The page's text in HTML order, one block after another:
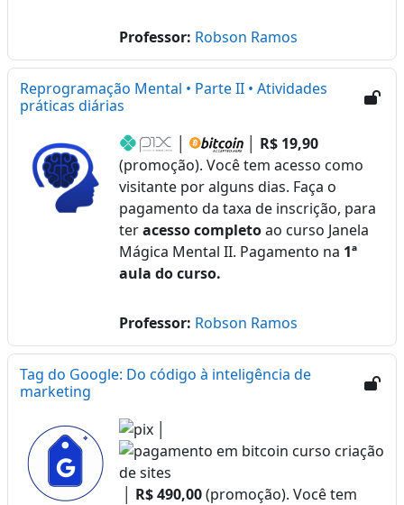
Professor: Robson Ramos
Reprogramação Mental • Parte II • Atividades
práticas diárias
R$ 19,90
(promoção). Você tem acesso como
visitante por alguns dias. Faça o
pagamento da taxa de inscrição, para
teracesso completoao curso Janela
Mágica Mental II. Pagamento na 1ª
aula do curso.
Professor: Robson Ramos
Tag do Google: Do código à inteligência de
marketing
R$ 490,00(promoção). Você tem